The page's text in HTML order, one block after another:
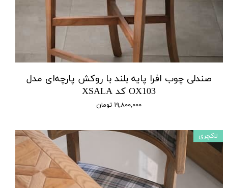
صندلی چوب افرا پایه بلند با روکش پارچه‌ای مدل
OX103 کد XSALA
۱۹,۸۰۰,۰۰۰ تومان
لاکچری